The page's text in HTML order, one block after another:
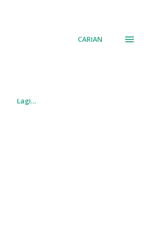
CARIAN
Lagi…